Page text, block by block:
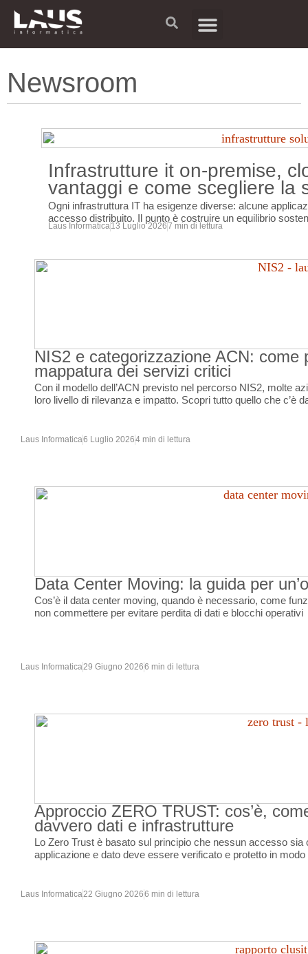
Newsroom
Infrastrutture it on-premise,
vantaggi e come scegliere la
Ogni infrastruttura IT ha esigenze diverse: alcune
accesso distribuito. Il punto è costruire un equilibrio
Laus Informatica13 Luglio 20267 min di lettura
NIS2 e categorizzazione ACN: come
mappatura dei servizi critici
Con il modello dell’ACN previsto nel percorso NIS2, molte
loro livello di rilevanza e impatto. Scopri tutto quello che c’è
Laus Informatica6 Luglio 20264 min di lettura
Data Center Moving: la guida per
Cos’è il data center moving, quando è necessario, come
non commettere per evitare perdita di dati e blocchi operativi
Laus Informatica29 Giugno 20266 min di lettura
Approccio ZERO TRUST: cos’è,
davvero dati e infrastrutture
Lo Zero Trust è basato sul principio che nessun accesso
applicazione e dato deve essere verificato e protetto in modo
Laus Informatica22 Giugno 20266 min di lettura